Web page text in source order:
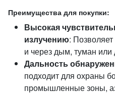
Преимущества для покупки:
Высокая
излучению:
и через дым, туман или
Дальность
подходит для охраны
промышленные зоны,